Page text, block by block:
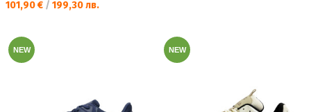
Текуща цена:
101,90 € / 199,30 лв.
NEW NEW